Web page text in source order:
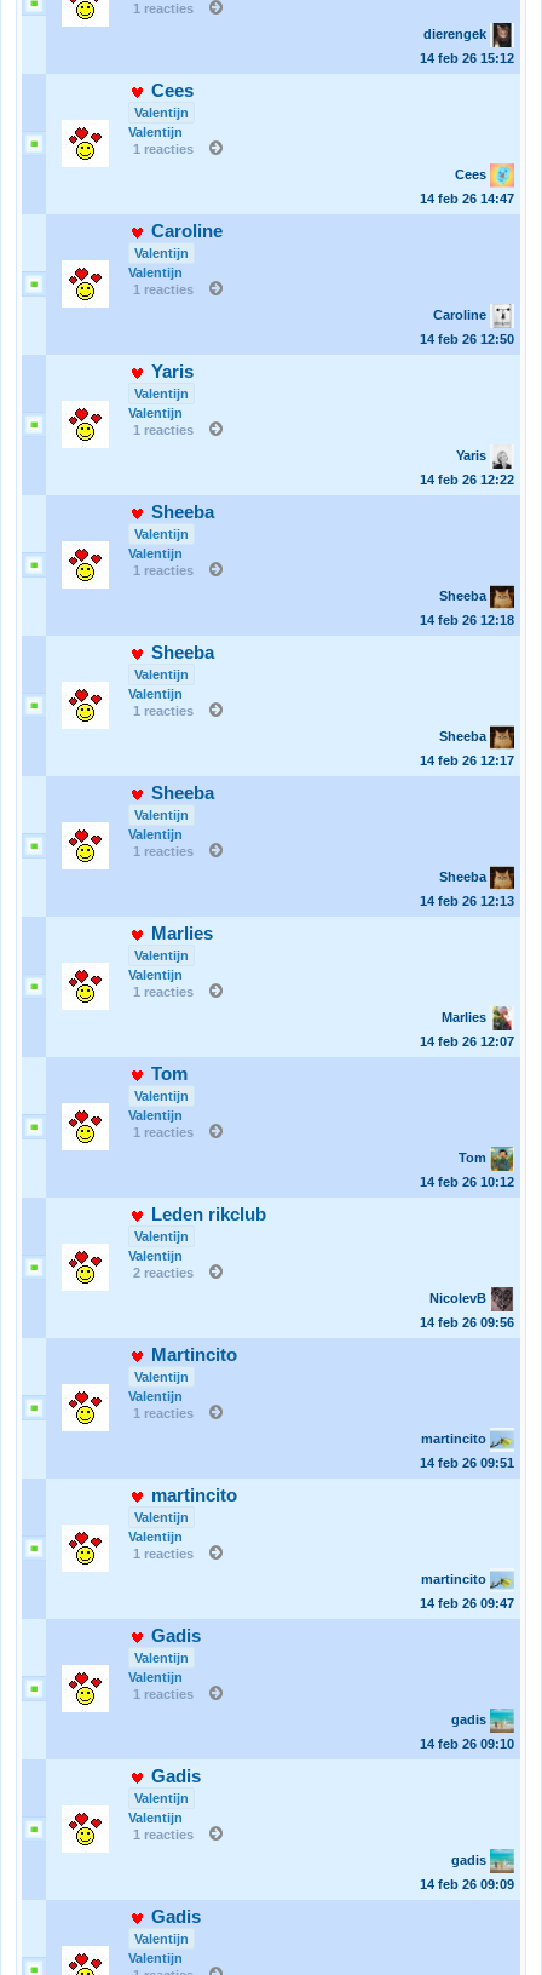
1 reacties
dierengek
14 feb 26 15:12
Cees
Valentijn
Valentijn
1 reacties
Cees
14 feb 26 14:47
Caroline
Valentijn
Valentijn
1 reacties
Caroline
14 feb 26 12:50
Yaris
Valentijn
Valentijn
1 reacties
Yaris
14 feb 26 12:22
Sheeba
Valentijn
Valentijn
1 reacties
Sheeba
14 feb 26 12:18
Sheeba
Valentijn
Valentijn
1 reacties
Sheeba
14 feb 26 12:17
Sheeba
Valentijn
Valentijn
1 reacties
Sheeba
14 feb 26 12:13
Marlies
Valentijn
Valentijn
1 reacties
Marlies
14 feb 26 12:07
Tom
Valentijn
Valentijn
1 reacties
Tom
14 feb 26 10:12
Leden rikclub
Valentijn
Valentijn
2 reacties
NicolevB
14 feb 26 09:56
Martincito
Valentijn
Valentijn
1 reacties
martincito
14 feb 26 09:51
martincito
Valentijn
Valentijn
1 reacties
martincito
14 feb 26 09:47
Gadis
Valentijn
Valentijn
1 reacties
gadis
14 feb 26 09:10
Gadis
Valentijn
Valentijn
1 reacties
gadis
14 feb 26 09:09
Gadis
Valentijn
Valentijn